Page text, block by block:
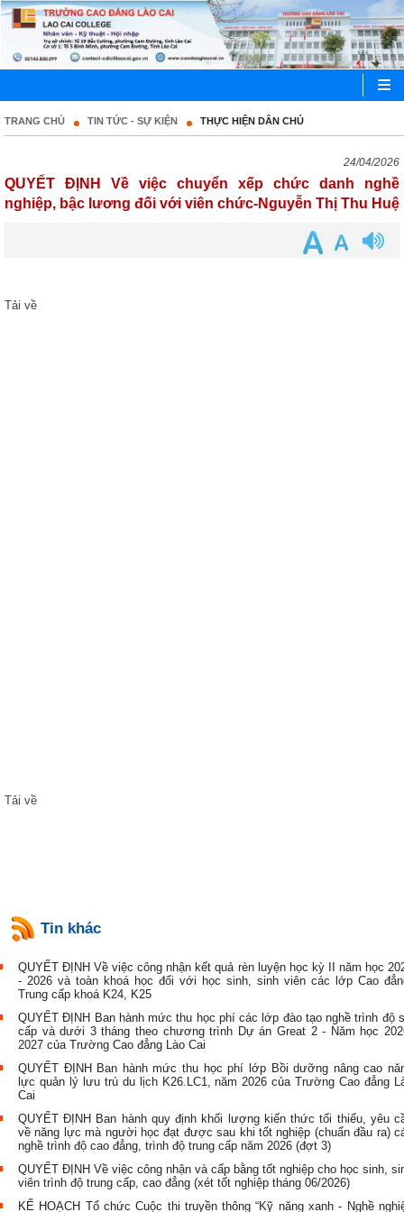
TRANG CHỦ TIN TỨC - SỰ KIỆN THỰC HIỆN DÂN CHỦ
24/04/2026
QUYẾT ĐỊNH Về việc chuyển xếp chức danh nghề
nghiệp, bậc lương đối với viên chức-Nguyễn Thị Thu Huệ
Tải về
Tải về
Tin khác
QUYẾT ĐỊNH Về việc công nhận kết quả rèn luyện học kỳ II năm học
- 2026 và toàn khoá học đối với học sinh, sinh viên các lớp Cao
Trung cấp khoá K24, K25
QUYẾT ĐỊNH Ban hành mức thu học phí các lớp đào tạo nghề trình độ
cấp và dưới 3 tháng theo chương trình Dự án Great 2 - Năm học
2027 của Trường Cao đẳng Lào Cai
QUYẾT ĐỊNH Ban hành mức thu học phí lớp Bồi dưỡng nâng cao
lực quản lý lưu trú du lịch K26.LC1, năm 2026 của Trường Cao đẳng
Cai
QUYẾT ĐỊNH Ban hành quy định khối lượng kiến thức tối thiểu, yêu
về năng lực mà người học đạt được sau khi tốt nghiệp (chuẩn đầu ra)
nghề trình độ cao đẳng, trình độ trung cấp năm 2026 (đợt 3)
QUYẾT ĐỊNH Về việc công nhận và cấp bằng tốt nghiệp cho học sinh,
viên trình độ trung cấp, cao đẳng (xét tốt nghiệp tháng 06/2026)
KẾ HOẠCH Tổ chức Cuộc thi truyền thông “Kỹ năng xanh - Nghề